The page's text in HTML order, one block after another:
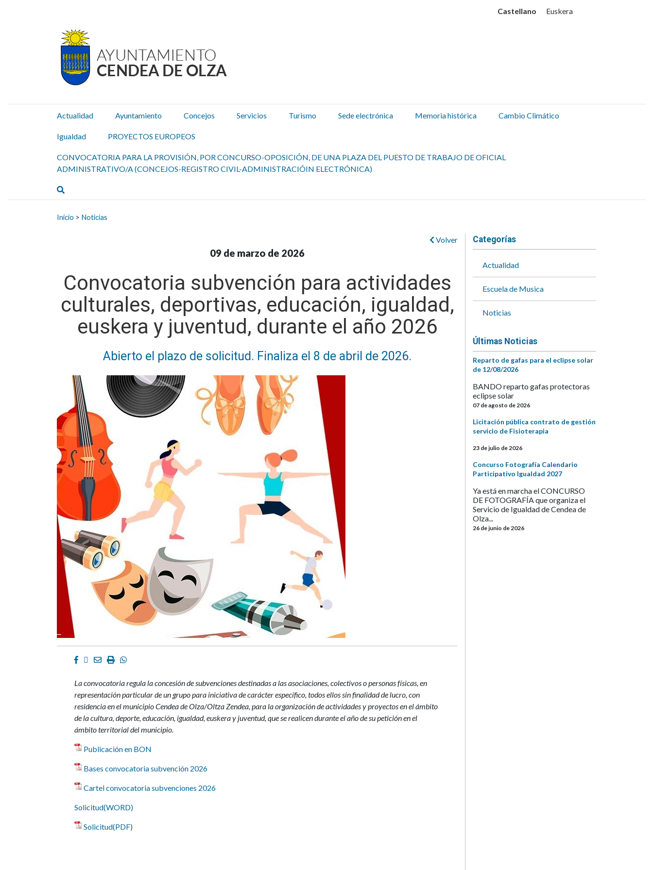
Castellano Euskera
Actualidad Ayuntamiento Concejos Servicios Turismo Sede electrónica Memoria histórica Cambio Climático
Igualdad PROYECTOS EUROPEOS
CONVOCATORIA PARA LA PROVISIÓN, POR CONCURSO-OPOSICIÓN, DE UNA PLAZA DEL PUESTO DE TRABAJO DE OFICIAL
ADMINISTRATIVO/A (CONCEJOS-REGISTRO CIVIL-ADMINISTRACIÓIN ELECTRÓNICA)
Inicio > Noticias
Volver
09 de marzo de 2026
Convocatoria subvención para actividades
culturales, deportivas, educación, igualdad,
euskera y juventud, durante el año 2026
Abierto el plazo de solicitud. Finaliza el 8 de abril de 2026.
Facebook
Twitter
EmailImprimirWhatsapp
La convocatoria regula la concesión de subvenciones destinadas a las asociaciones, colectivos o personas físicas, en
representación particular de un grupo para iniciativa de carácter específico, todos ellos sin finalidad de lucro, con
residencia en el municipio Cendea de Olza/Oltza Zendea, para la organización de actividades y proyectos en el ámbito
de la cultura, deporte, educación, igualdad, euskera y juventud, que se realicen durante el año de su petición en el
ámbito territorial del municipio.
Publicación en BON
Bases convocatoria subvención 2026
Cartel convocatoria subvenciones 2026
Solicitud(WORD)
Solicitud(PDF)
Categorías
Actualidad
Escuela de Musica
Noticias
Últimas Noticias
Reparto de gafas para el eclipse solar
de 12/08/2026
BANDO reparto gafas protectoras
eclipse solar
07 de agosto de 2026
Licitación pública contrato de gestión
servicio de Fisioterapia
23 de julio de 2026
Concurso Fotografía Calendario
Participativo Igualdad 2027
Ya está en marcha el CONCURSO
DE FOTOGRAFÍA que organiza el
Servicio de Igualdad de Cendea de
Olza...
26 de junio de 2026